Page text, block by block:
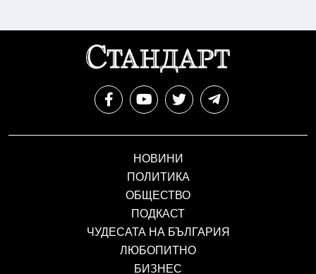
НОВИНИ
ПОЛИТИКА
ОБЩЕСТВО
ПОДКАСТ
ЧУДЕСАТА НА БЪЛГАРИЯ
ЛЮБОПИТНО
БИЗНЕС